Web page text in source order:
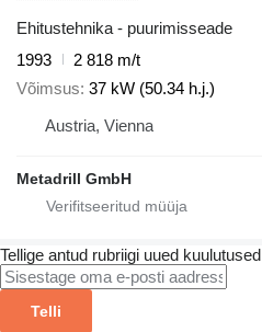
Ehitustehnika - puurimisseade
1993
2 818 m/t
Võimsus 37 kW (50.34 h.j.)
Austria, Vienna
Metadrill GmbH
Tellige antud rubriigi uued kuulutused
Telli